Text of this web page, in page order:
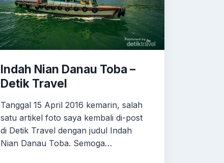
Indah Nian Danau Toba –
Detik Travel
Tanggal 15 April 2016 kemarin, salah
satu artikel foto saya kembali di-post
di Detik Travel dengan judul Indah
Nian Danau Toba. Semoga…